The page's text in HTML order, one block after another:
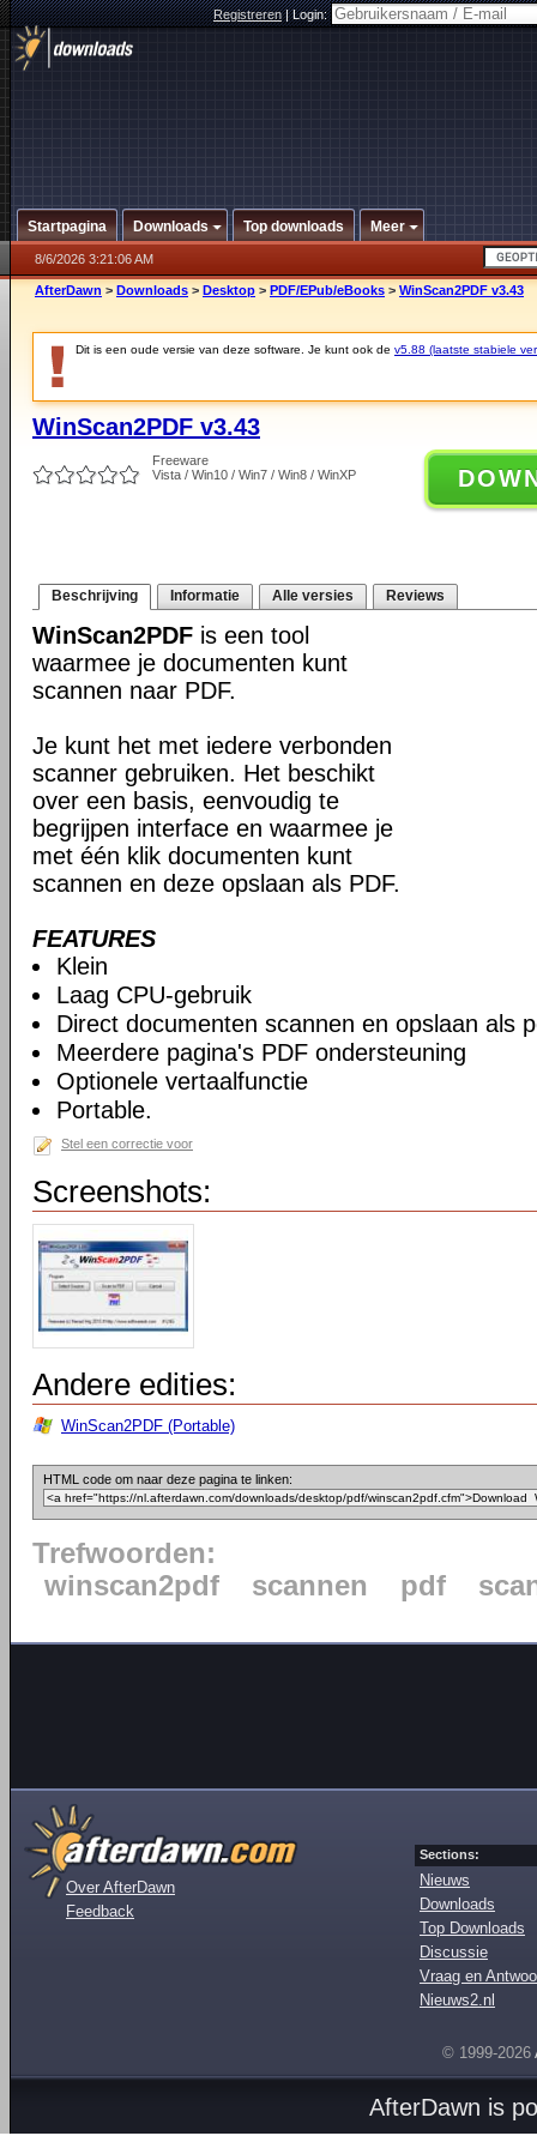
Registreren|Login:
Startpagina Downloads Top downloads Meer
8/6/2026 3:21:06 AM
AfterDawn > Downloads > Desktop > PDF/EPub/eBooks > WinScan2PDF v3.43
Dit is een oude versie van deze software. Je kunt ook de v5.88 (laatste stabiele
WinScan2PDF v3.43
Freeware
Vista / Win10 / Win7 / Win8 / WinXP
Beschrijving Informatie Alle versies Reviews
WinScan2PDF is een tool
waarmee je documenten kunt
scannen naar PDF.
Je kunt het met iedere verbonden
scanner gebruiken. Het beschikt
over een basis, eenvoudig te
begrijpen interface en waarmee je
met één klik documenten kunt
scannen en deze opslaan als PDF.
FEATURES
Klein
Laag CPU-gebruik
Direct documenten scannen en opslaan als
Meerdere pagina's PDF ondersteuning
Optionele vertaalfunctie
Portable.
Stel een correctie voor
Screenshots:
Andere edities:
WinScan2PDF (Portable)
HTML code om naar deze pagina te linken:
Trefwoorden:
winscan2pdf
scannen pdf
Over AfterDawn
Feedback
Sections:
Nieuws
Downloads
Top Downloads
Discussie
Vraag en
Nieuws2.nl
© 1999-2026
AfterDawn is